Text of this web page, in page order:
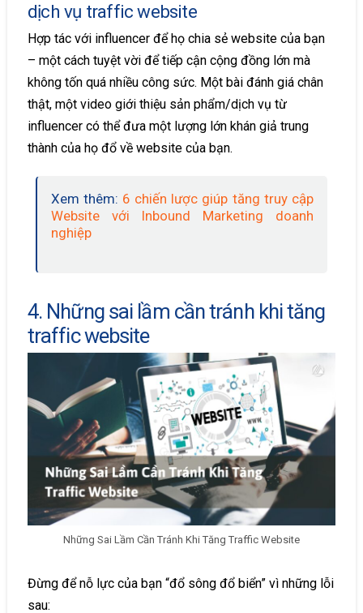
dịch vụ traffic website
Hợp tác với influencer để họ chia sẻ website của bạn
– một cách tuyệt vời để tiếp cận cộng đồng lớn mà
không tốn quá nhiều công sức. Một bài đánh giá chân
thật, một video giới thiệu sản phẩm/dịch vụ từ
influencer có thể đưa một lượng lớn khán giả trung
thành của họ đổ về website của bạn.
Xem thêm: 6 chiến lược giúp tăng truy cập
Website với Inbound Marketing doanh
nghiệp
4. Những sai lầm cần tránh khi tăng
traffic website
Những Sai Lầm Cần Tránh Khi Tăng Traffic Website
Đừng để nỗ lực của bạn “đổ sông đổ biển” vì những lỗi
sau: